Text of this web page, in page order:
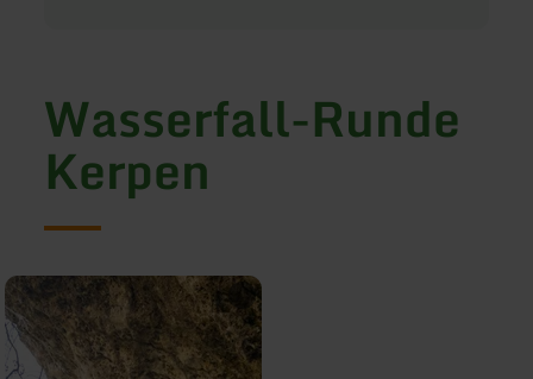
Wasserfall-Runde
Kerpen